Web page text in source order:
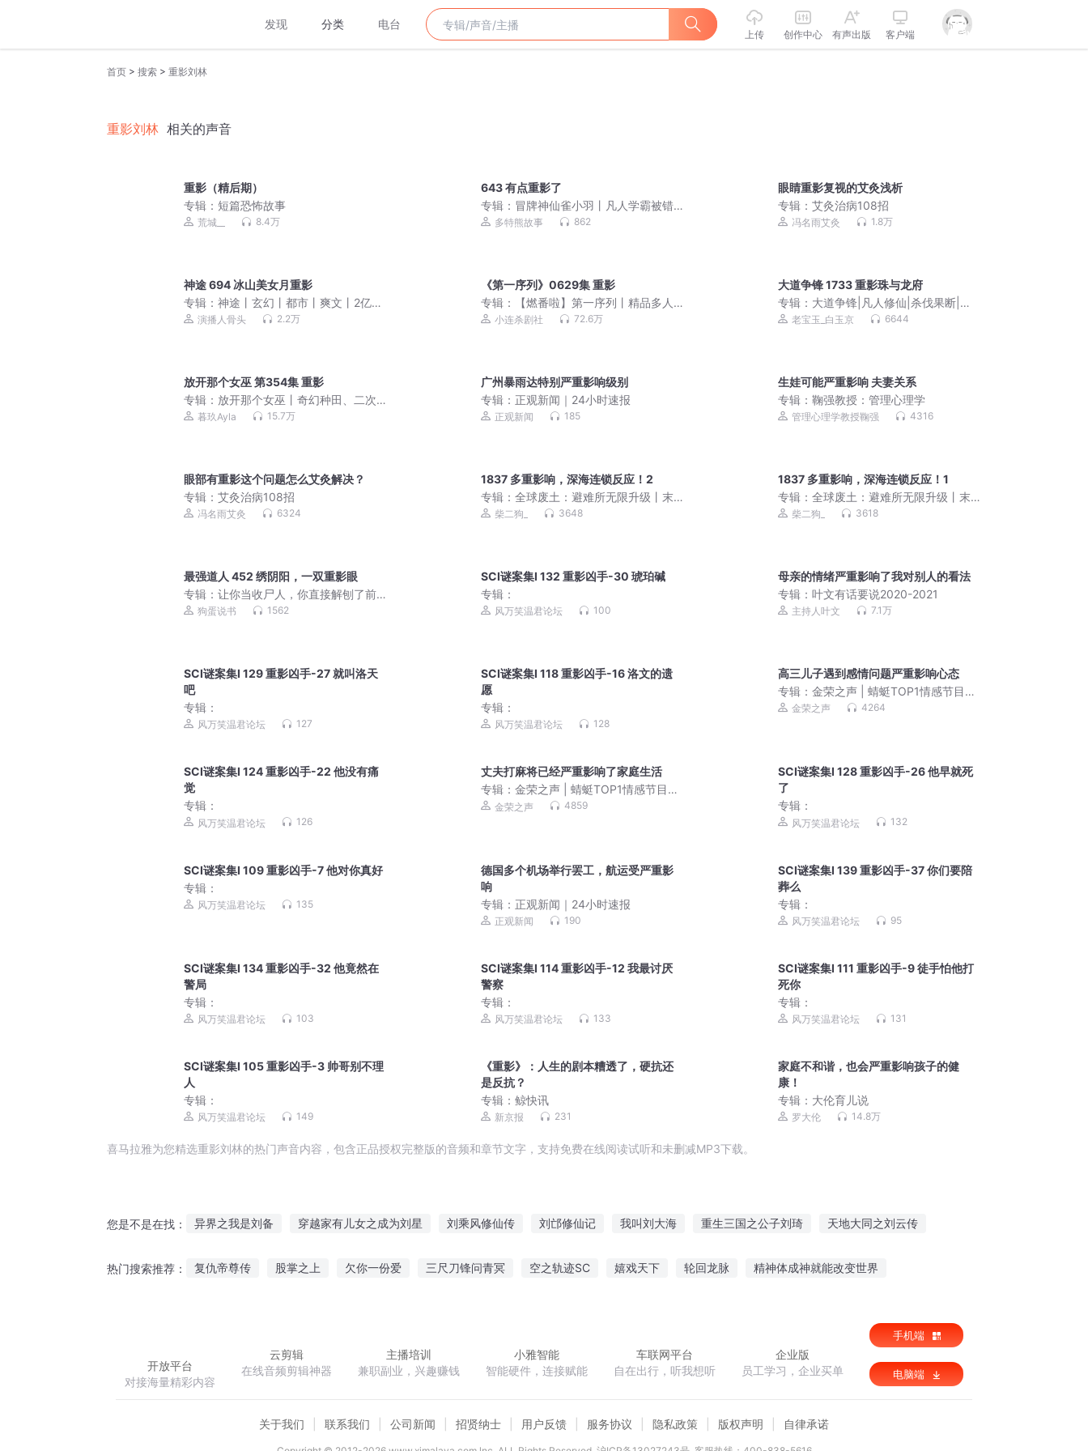
发现 分类 电台
上传 创作中心 有声出版 客户端
首页 > 搜索 > 重影刘林
重影刘林 相关的声音
重影（精后期）
专辑： 短篇恐怖故事
荒城__ 8.4万
643 有点重影了
专辑： 冒牌神仙雀小羽丨凡人学霸被错
认神仙丨多特熊故事
多特熊故事 862
眼睛重影复视的艾灸浅析
专辑：艾灸治病108招
冯名雨艾灸 1.8万
神途 694 冰山美女月重影
专辑： 神途丨玄幻丨都市丨爽文丨2亿点
击大作丨骨头演播
演播人骨头 2.2万
《第一序列》0629集 重影
专辑：
【燃番啦】第一序列丨精品多人
有声剧丨会说话的肘子著丨都市异能丨
小连杀剧社 72.6万
大道争锋 1733 重影珠与龙府
专辑： 大道争锋|凡人修仙|杀伐果断|老
宝玉|多人有声剧
老宝玉_白玉京 6644
放开那个女巫 第354集 重影
专辑： 放开那个女巫丨奇幻种田、二次
元多播有声剧
暮玖Ayla 15.7万
广州暴雨达特别严重影响级别
专辑： 正观新闻｜24小时速报
正观新闻 185
生娃可能严重影响 夫妻关系
专辑：鞠强教授：管理心理学
管理心理学教授鞠强 4316
眼部有重影这个问题怎么艾灸解决？
专辑： 艾灸治病108招
冯名雨艾灸 6324
1837 多重影响，深海连锁反应！2
专辑：全球废土：避难所无限升级丨末
世种田丨VIP免费多人有声剧
柴二狗_ 3648
1837 多重影响，深海连锁反应！1
专辑：全球废土：避难所无限升级丨末
世种田丨VIP免费多人有声剧
柴二狗_ 3618
最强道人 452 绣阴阳，一双重影眼
专辑： 让你当收尸人，你直接解刨了前
女友|最强道人|姜宁小雨|道士风水灵异|
狗蛋说书 1562
SCI谜案集Ⅰ 132 重影凶手-30 琥珀碱
专辑：
风万笑温君论坛 100
母亲的情绪严重影响了我对别人的看法
专辑：叶文有话要说2020-2021
主持人叶文 7.1万
SCI谜案集Ⅰ 129 重影凶手-27 就叫洛天
吧
专辑：
风万笑温君论坛 127
SCI谜案集Ⅰ 118 重影凶手-16 洛文的遗
愿
专辑：
风万笑温君论坛 128
高三儿子遇到感情问题严重影响心态
专辑：金荣之声 | 蜻蜓TOP1情感节目，
每天解答婚姻家庭、情感困惑、子女教
金荣之声 4264
SCI谜案集Ⅰ 124 重影凶手-22 他没有痛
觉
专辑：
风万笑温君论坛 126
丈夫打麻将已经严重影响了家庭生活
专辑：金荣之声 | 蜻蜓TOP1情感节目，
每天解答婚姻家庭、情感困惑、子女教
金荣之声 4859
SCI谜案集Ⅰ 128 重影凶手-26 他早就死
了
专辑：
风万笑温君论坛 132
SCI谜案集Ⅰ 109 重影凶手-7 他对你真好
专辑：
风万笑温君论坛 135
德国多个机场举行罢工，航运受严重影
响
专辑： 正观新闻｜24小时速报
正观新闻 190
SCI谜案集Ⅰ 139 重影凶手-37 你们要陪
葬么
专辑：
风万笑温君论坛 95
SCI谜案集Ⅰ 134 重影凶手-32 他竟然在
警局
专辑：
风万笑温君论坛 103
SCI谜案集Ⅰ 114 重影凶手-12 我最讨厌
警察
专辑：
风万笑温君论坛 133
SCI谜案集Ⅰ 111 重影凶手-9 徒手怕他打
死你
专辑：
风万笑温君论坛 131
SCI谜案集Ⅰ 105 重影凶手-3 帅哥别不理
人
专辑：
风万笑温君论坛 149
《重影》：人生的剧本糟透了，硬抗还
是反抗？
专辑：鲸快讯
新京报 231
家庭不和谐，也会严重影响孩子的健
康！
专辑： 大伦育儿说
罗大伦 14.8万
喜马拉雅为您精选重影刘林的热门声音内容，包含正品授权完整版的音频和章节文字，支持免费在线阅读试听和未删减MP3下载。
您是不是在找： 异界之我是刘备 穿越家有儿女之成为刘星 刘乘风修仙传 刘邙修仙记 我叫刘大海 重生三国之公子刘琦 天地大同之刘云传
热门搜索推荐： 复仇帝尊传 股掌之上 欠你一份爱 三尺刀锋问青冥 空之轨迹SC 嬉戏天下 轮回龙脉 精神体成神就能改变世界
开放平台
对接海量精彩内容
云剪辑
在线音频剪辑神器
主播培训
兼职副业，兴趣赚钱
小雅智能
智能硬件，连接赋能
车联网平台
自在出行，听我想听
企业版
员工学习，企业买单
手机端
电脑端
关于我们 联系我们 公司新闻 招贤纳士 用户反馈 服务协议 隐私政策 版权声明 自律承诺